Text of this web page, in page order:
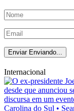
Enviar Enviando...
Internacional